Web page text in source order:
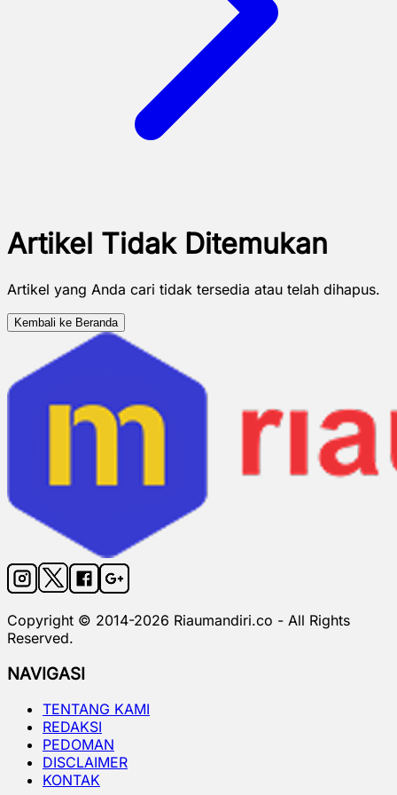
Artikel Tidak Ditemukan
Artikel yang Anda cari tidak tersedia atau telah dihapus.
Kembali ke Beranda
Copyright © 2014-2026 Riaumandiri.co - All Rights
Reserved.
NAVIGASI
TENTANG KAMI
REDAKSI
PEDOMAN
DISCLAIMER
KONTAK